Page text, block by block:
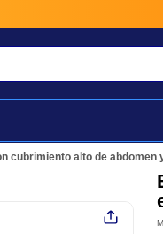
cubrimiento alto de abdomen